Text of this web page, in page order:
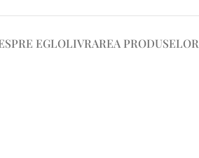
EGLOLIVRAREA PRODUSELOR